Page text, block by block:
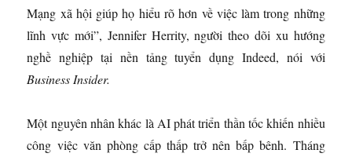
Mạng xã hội giúp họ hiểu rõ hơn về việc làm trong những
lĩnh vực mới”, Jennifer Herrity, người theo dõi xu hướng
nghề nghiệp tại nền tảng tuyển dụng Indeed, nói với
Business Insider.
Một nguyên nhân khác là AI phát triển thần tốc khiến nhiều
công việc văn phòng cấp thấp trở nên bấp bênh. Tháng